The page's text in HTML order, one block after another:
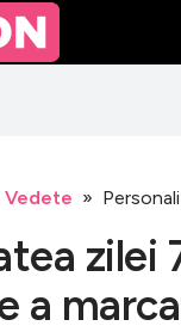
Vedete
zilei
a